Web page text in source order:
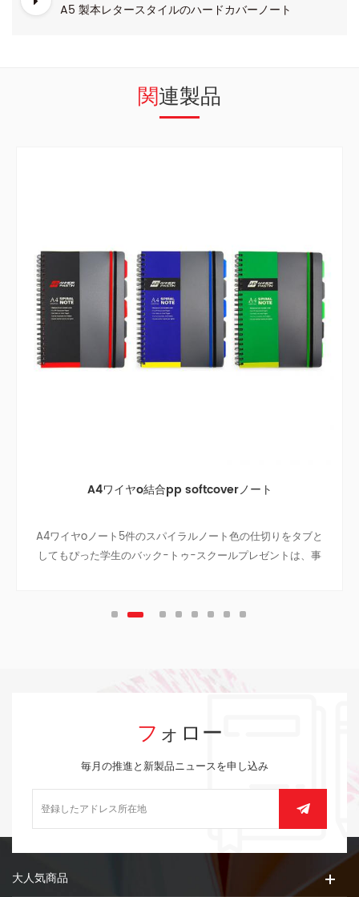
A5 製本レタースタイルのハードカバーノート
関連製品
A4ワイヤo結合pp softcoverノート
A4ワイヤoノート5件のスパイラルノート色の仕切りをタブと
してもぴった学生のバック-トゥ-スクールプレゼントは、事
フォロー
毎月の推進と新製品ニュースを申し込み
大人気商品